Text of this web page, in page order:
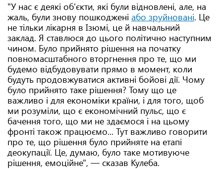
"У нас є деякі об'єкти, які були відновлені, але, на
жаль, були знову пошкоджені або зруйновані. Це
не тільки лікарня в Ізюмі, це й навчальний
заклад. Я ставлюся до цього політично наступним
чином. Було прийнято рішення на початку
повномасштабного вторгнення про те, що ми
будемо відбудовувати прямо в момент, коли
будуть продовжуватися активні бойові дії. Чому
було прийнято таке рішення? Тому що це
важливо і для економіки країни, і для того, щоб
ми розуміли, що є економічний пульс, що є
бачення того, що ми не здаємося і на цьому
фронті також працюємо... Тут важливо говорити
про те, що рішення було прийняте на етапі
деокупації. Це, думаю, було таке мотивуюче
рішення, емоційне", — сказав Кулеба.